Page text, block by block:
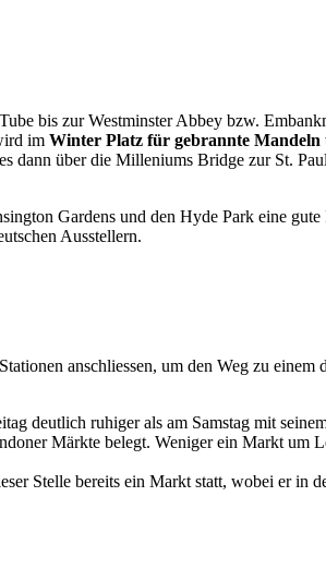
bis zur Westminster Abbey bzw.
im Winter Platz für gebrannte
dann über die Milleniums Bridge zur St.
Gardens und den Hyde Park eine
Ausstellern.
anschliessen, um den Weg zu
deutlich ruhiger als am Samstag mit
Märkte belegt. Weniger ein Markt
Stelle bereits ein Markt statt, wobei er